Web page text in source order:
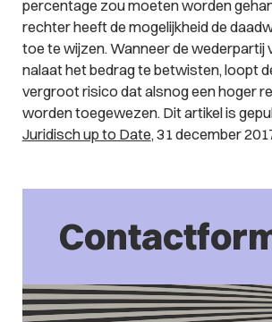
percentage zou moeten worden
rechter heeft de mogelijkheid de
toe te wijzen. Wanneer de wederpartij
nalaat het bedrag te betwisten, loopt
vergroot risico dat alsnog een hoger
worden toegewezen. Dit artikel is
Juridisch up to Date, 31 december